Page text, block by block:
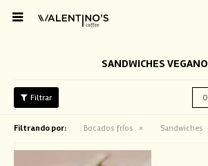

SANDWICHES VEGANO
Filtrando por: Bocados fríos Sandwiches